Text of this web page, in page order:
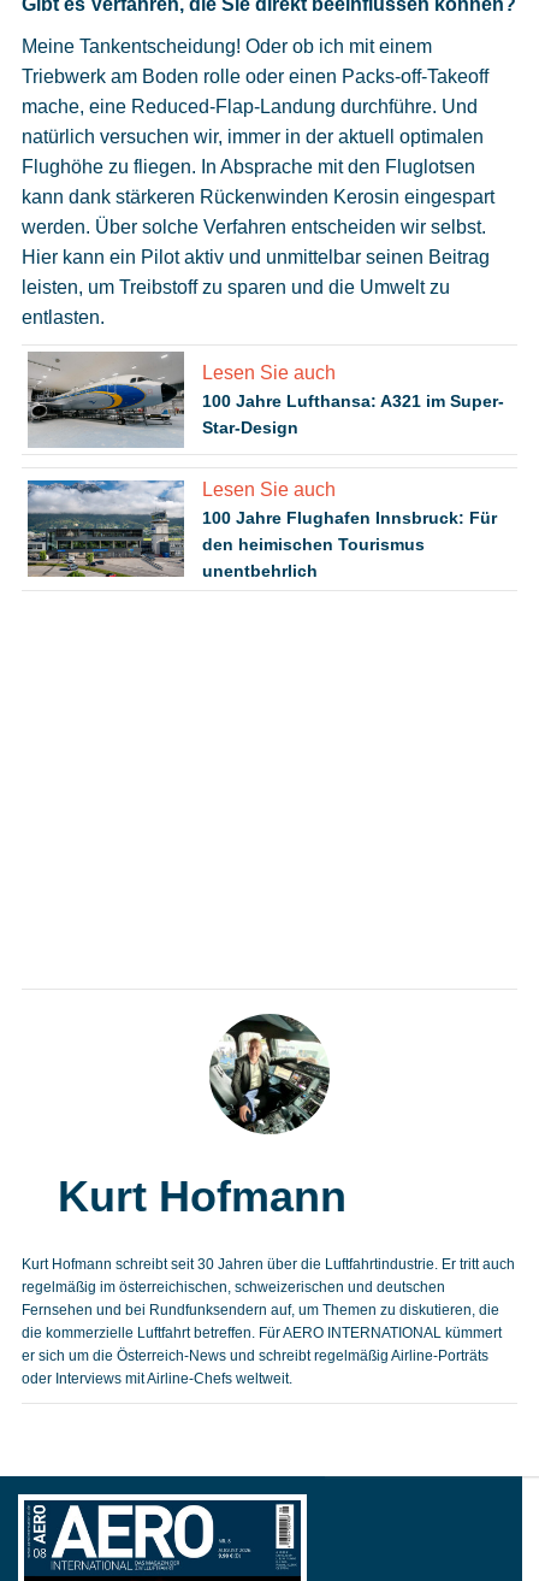
Meine Tankentscheidung! Oder ob ich mit einem
Triebwerk am Boden rolle oder einen Packs-off-Takeoff
mache, eine Reduced-Flap-Landung durchführe. Und
natürlich versuchen wir, immer in der aktuell optimalen
Flughöhe zu fliegen. In Absprache mit den Fluglotsen
kann dank stärkeren Rückenwinden Kerosin eingespart
werden. Über solche Verfahren entscheiden wir selbst.
Hier kann ein Pilot aktiv und unmittelbar seinen Beitrag
leisten, um Treibstoff zu sparen und die Umwelt zu
entlasten.
Lesen Sie auch
100 Jahre Lufthansa: A321 im Super-
Star-Design
Lesen Sie auch
100 Jahre Flughafen Innsbruck: Für
den heimischen Tourismus
unentbehrlich
Kurt Hofmann
Kurt Hofmann schreibt seit 30 Jahren über die Luftfahrtindustrie. Er tritt auch
regelmäßig im österreichischen, schweizerischen und deutschen
Fernsehen und bei Rundfunksendern auf, um Themen zu diskutieren, die
die kommerzielle Luftfahrt betreffen. Für AERO INTERNATIONAL kümmert
er sich um die Österreich-News und schreibt regelmäßig Airline-Porträts
oder Interviews mit Airline-Chefs weltweit.